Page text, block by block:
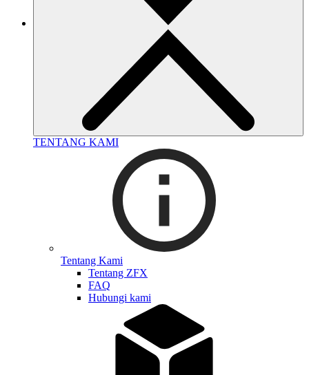
TENTANG KAMI
Tentang Kami
Tentang ZFX
FAQ
Hubungi kami